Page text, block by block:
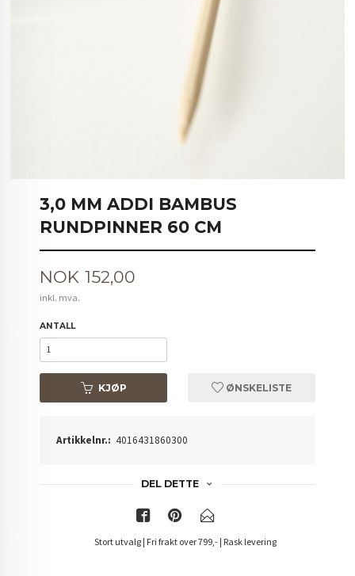
3,0 MM ADDI BAMBUS
RUNDPINNER 60 CM
Pris
NOK 152,00
inkl. mva.
ANTALL
KJØP ØNSKELISTE
Artikkelnr.: 4016431860300
DEL DETTE
Stort utvalg | Fri frakt over 799,- | Rask levering